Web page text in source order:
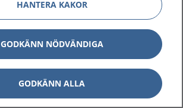
HANTERA KAKOR
GODKÄNN NÖDVÄNDIGA
GODKÄNN ALLA